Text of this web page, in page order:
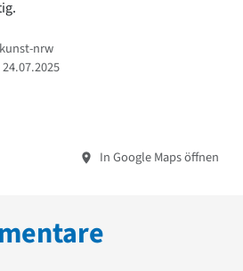
nrw
In Google Maps öffnen